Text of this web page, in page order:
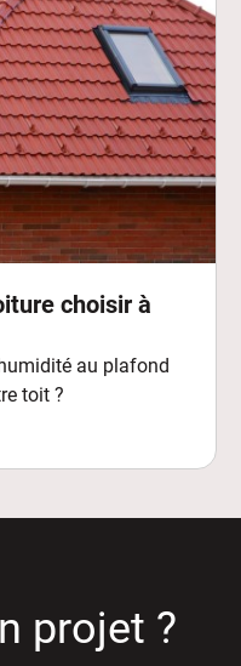
choisir à
au plafond
toit ?
projet ?